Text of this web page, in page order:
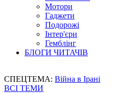
Мотори
Гаджети
Подорожі
Інтер'єри
Гемблінг
БЛОГИ ЧИТАЧІВ
СПЕЦТЕМА: Війна в Ірані
ВСІ ТЕМИ